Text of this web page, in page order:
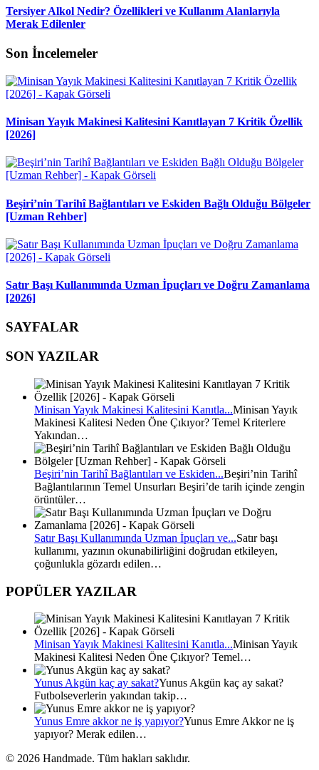
Tersiyer Alkol Nedir? Özellikleri ve Kullanım Alanlarıyla
Merak Edilenler
Son İncelemeler
Minisan Yayık Makinesi Kalitesini Kanıtlayan 7 Kritik Özellik
[2026]
Beşiri’nin Tarihî Bağlantıları ve Eskiden Bağlı Olduğu Bölgeler
[Uzman Rehber]
Satır Başı Kullanımında Uzman İpuçları ve Doğru Zamanlama
[2026]
SAYFALAR
SON YAZILAR
Minisan Yayık Makinesi Kalitesini Kanıtla...Minisan Yayık
Makinesi Kalitesi Neden Öne Çıkıyor? Temel Kriterlere
Yakından…
Beşiri’nin Tarihî Bağlantıları ve Eskiden...Beşiri’nin Tarihî
Bağlantılarının Temel Unsurları Beşiri’de tarih içinde zengin
örüntüler…
Satır Başı Kullanımında Uzman İpuçları ve...Satır başı
kullanımı, yazının okunabilirliğini doğrudan etkileyen,
çoğunlukla gözardı edilen…
POPÜLER YAZILAR
Minisan Yayık Makinesi Kalitesini Kanıtla...Minisan Yayık
Makinesi Kalitesi Neden Öne Çıkıyor? Temel…
Yunus Akgün kaç ay sakat?Yunus Akgün kaç ay sakat?
Futbolseverlerin yakından takip…
Yunus Emre akkor ne iş yapıyor?Yunus Emre Akkor ne iş
yapıyor? Merak edilen…
© 2026 Handmade. Tüm hakları saklıdır.